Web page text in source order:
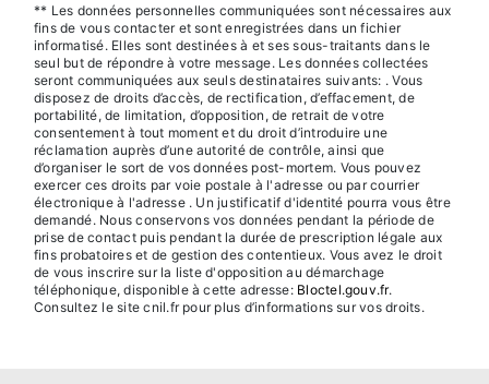
** Les données personnelles communiquées sont nécessaires aux
fins de vous contacter et sont enregistrées dans un fichier
informatisé. Elles sont destinées à et ses sous-traitants dans le
seul but de répondre à votre message. Les données collectées
seront communiquées aux seuls destinataires suivants: . Vous
disposez de droits d’accès, de rectification, d’effacement, de
portabilité, de limitation, d’opposition, de retrait de votre
consentement à tout moment et du droit d’introduire une
réclamation auprès d’une autorité de contrôle, ainsi que
d’organiser le sort de vos données post-mortem. Vous pouvez
exercer ces droits par voie postale à l'adresse ou par courrier
électronique à l'adresse . Un justificatif d'identité pourra vous être
demandé. Nous conservons vos données pendant la période de
prise de contact puis pendant la durée de prescription légale aux
fins probatoires et de gestion des contentieux. Vous avez le droit
de vous inscrire sur la liste d'opposition au démarchage
téléphonique, disponible à cette adresse: Bloctel.gouv.fr.
Consultez le site cnil.fr pour plus d’informations sur vos droits.